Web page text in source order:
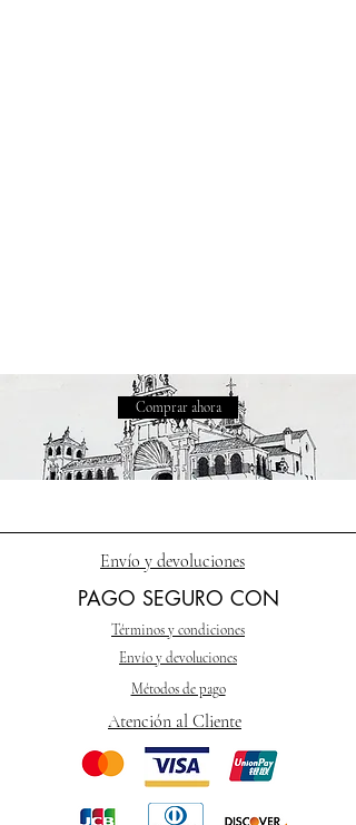
Comprar ahora
Envío y devoluciones
PAGO SEGURO CON
Términos y condiciones
Envío y devoluciones
Métodos de pago
Atención al Cliente